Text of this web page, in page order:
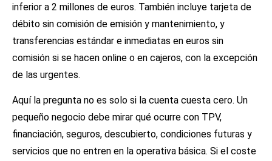
inferior a 2 millones de euros. También incluye tarjeta de
débito sin comisión de emisión y mantenimiento, y
transferencias estándar e inmediatas en euros sin
comisión si se hacen online o en cajeros, con la excepción
de las urgentes.
Aquí la pregunta no es solo si la cuenta cuesta cero. Un
pequeño negocio debe mirar qué ocurre con TPV,
financiación, seguros, descubierto, condiciones futuras y
servicios que no entren en la operativa básica. Si el coste